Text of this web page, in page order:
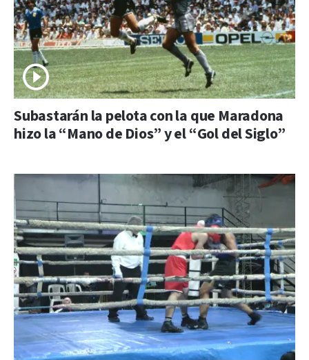
Subastarán la pelota con la que Maradona
hizo la “Mano de Dios” y el “Gol del Siglo”